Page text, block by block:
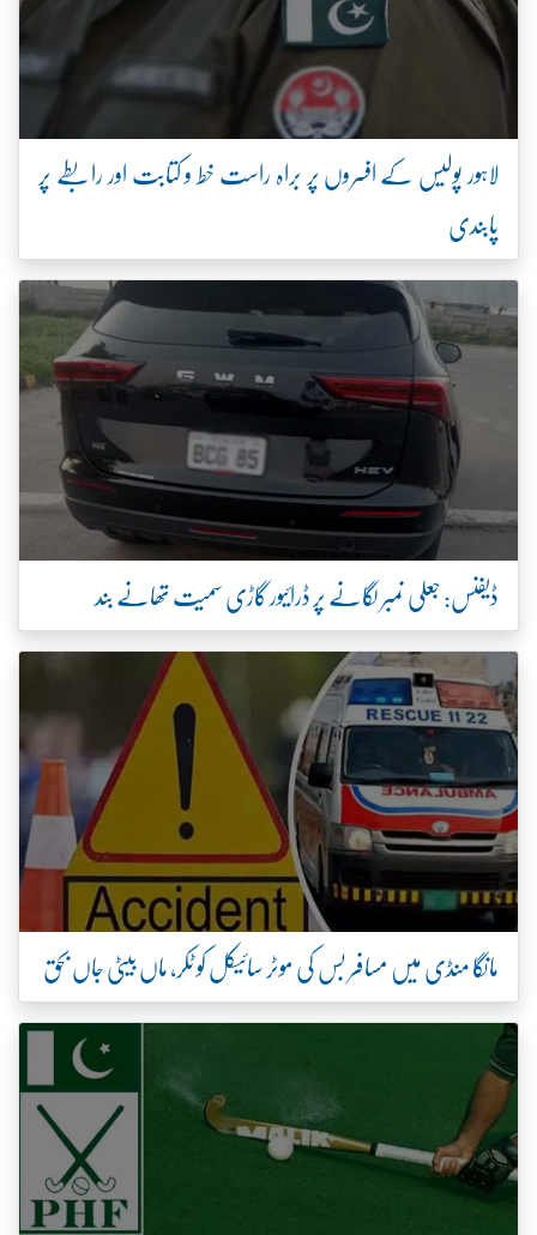
لاہور پولیس کے افسروں پر براہ راست خط و کتابت اور رابطے پر
پابندی
ڈیفنس: جعلی نمبر لگانے پر ڈرائیور گاڑی سمیت تھانے بند
مانگا منڈی میں مسافر بس کی موٹر سائیکل کو ٹکر، ماں بیٹی جاں بحق